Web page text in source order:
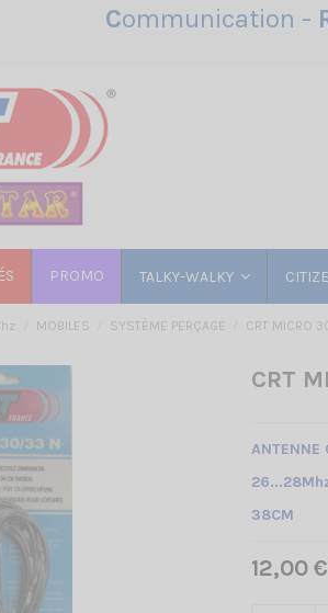
Communication -
PROMO TALKY-WALKY
MOBILES SYSTÈME PERÇAGE CRT MICRO
CRT
ANTENNE
38CM
12,00